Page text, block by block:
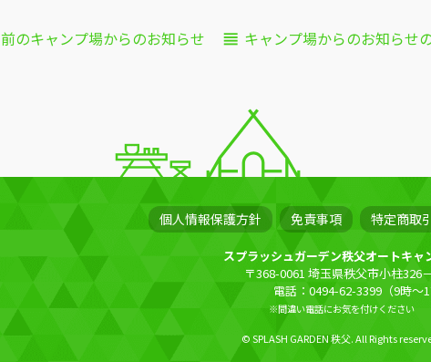
前のキャンプ場からのお知らせ キャンプ場からのお知らせ
個人情報保護方針 免責事項 特定商取
スプラッシュガーデン秩父オートキャ
〒368-0061 埼玉県秩父市小柱326
電話：0494-62-3399（9時～17
※間違い電話にお気を付けください
© SPLASH GARDEN 秩父. All Rights